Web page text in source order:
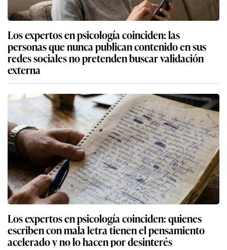
Los expertos en psicología coinciden: las
personas que nunca publican contenido en sus
redes sociales no pretenden buscar validación
externa
Los expertos en psicología coinciden: quienes
escriben con mala letra tienen el pensamiento
acelerado y no lo hacen por desinterés